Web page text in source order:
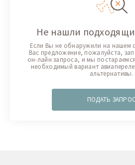
Не нашли
Если Вы не обнаружили на нашем
Вас предложение, пожалуйста,
он-лайн запроса, и мы
необходимый вариант
альтернативы.
ПОДАТЬ ЗАПРОС